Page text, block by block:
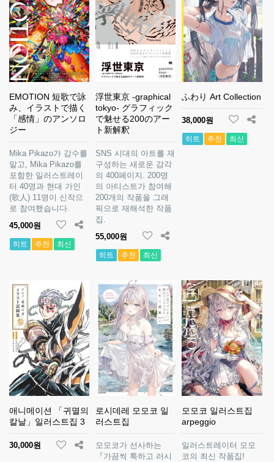
EMOTION 短歌で詠
み、イラストで描く
「感情」のアンソロ
ジー
Mika Pikazo가 감수를
맡고, Mika Pikazo를
포함한 일러스트레이
터 40명과 현대 가인
(歌人) 11명이 신작으
로 참여했습니다.
45,000원
히트 추천 최신
浮世東京 -graphical
tokyo- グラフィック
で魅せる200のアー
ト新解釈
SNS 시대의 아트를 재
구성하는 새로운 감각
의 400페이지. 200명
의 아티스트가 참여해
200개의 작품을 그래
픽으로 재해석한 작품
집.
55,000원
히트 추천 최신
ふわり Art Collection
38,000원
히트 추천 최신
애니메이션 「귀멸의
칼날」일러스트집 3
30,000원
로시데레 모모코 일
러스트집
모모코가 선사하는
『가끔씩 툭하고 러시
모모코 일러스트집
arpeggio
일러스트레이터 모모
코의 최신 작품집!